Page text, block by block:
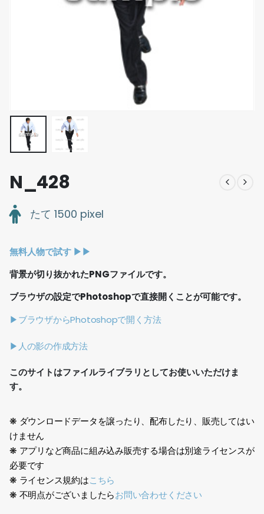
N_428
たて 1500 pixel
無料人物で試す ▶︎▶︎
背景が切り抜かれたPNGファイルです。
ブラウザの設定でPhotoshopで直接開くことが可能です。
▶ブラウザからPhotoshopで開く方法
▶人の影の作成方法
このサイトはファイルライブラリとしてお使いいただけま
す。
❋ ダウンロードデータを譲ったり、配布したり、販売してはい
けません
❋ アプリなど商品に組み込み販売する場合は別途ライセンスが
必要です
❋ ライセンス規約はこちら
❋ 不明点がございましたらお問い合わせください